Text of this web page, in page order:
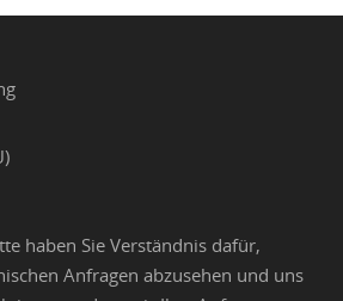
haben Sie Verständnis dafür,
Anfragen abzusehen und uns